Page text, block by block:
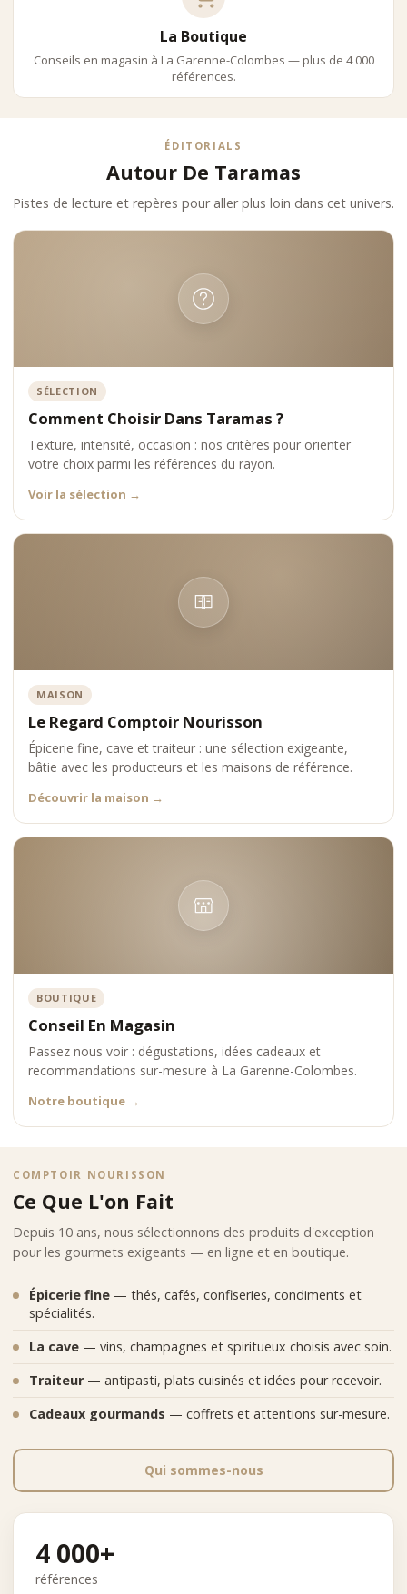
La Boutique
Conseils en magasin à La Garenne-Colombes — plus de 4 000
références.
ÉDITORIALS
Autour De Taramas
Pistes de lecture et repères pour aller plus loin dans cet univers.
SÉLECTION
Comment Choisir Dans Taramas ?
Texture, intensité, occasion : nos critères pour orienter
votre choix parmi les références du rayon.
Voir la sélection →
MAISON
Le Regard Comptoir Nourisson
Épicerie fine, cave et traiteur : une sélection exigeante,
bâtie avec les producteurs et les maisons de référence.
Découvrir la maison →
BOUTIQUE
Conseil En Magasin
Passez nous voir : dégustations, idées cadeaux et
recommandations sur-mesure à La Garenne-Colombes.
Notre boutique →
COMPTOIR NOURISSON
Ce Que L'on Fait
Depuis 10 ans, nous sélectionnons des produits d'exception
pour les gourmets exigeants — en ligne et en boutique.
Épicerie fine — thés, cafés, confiseries, condiments et
spécialités.
La cave — vins, champagnes et spiritueux choisis avec soin.
Traiteur — antipasti, plats cuisinés et idées pour recevoir.
Cadeaux gourmands — coffrets et attentions sur-mesure.
Qui sommes-nous
4 000+
références